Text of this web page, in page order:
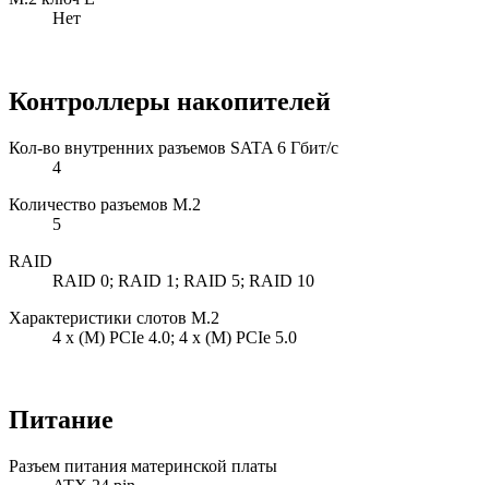
Нет
Контроллеры накопителей
Кол-во внутренних разъемов SATA 6 Гбит/с
4
Количество разъемов M.2
5
RAID
RAID 0; RAID 1; RAID 5; RAID 10
Характеристики слотов M.2
4 x (М) PCIe 4.0; 4 x (М) PCIe 5.0
Питание
Разъем питания материнской платы